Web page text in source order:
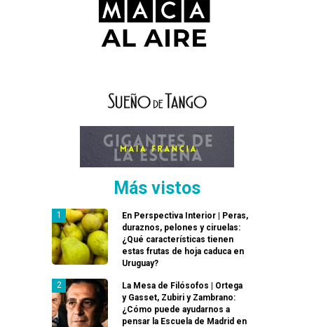
Más vistos
En Perspectiva Interior | Peras,
duraznos, pelones y ciruelas:
¿Qué características tienen
estas frutas de hoja caduca en
Uruguay?
La Mesa de Filósofos | Ortega
y Gasset, Zubiri y Zambrano:
¿Cómo puede ayudarnos a
pensar la Escuela de Madrid en